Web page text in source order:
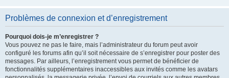
Problèmes de connexion et d’enregistrement
Pourquoi dois-je m’enregistrer ?
Vous pouvez ne pas le faire, mais l’administrateur du forum peut avoir
configuré les forums afin qu’il soit nécessaire de s’enregistrer pour poster des
messages. Par ailleurs, l’enregistrement vous permet de bénéficier de
fonctionnalités supplémentaires inaccessibles aux invités comme les avatars